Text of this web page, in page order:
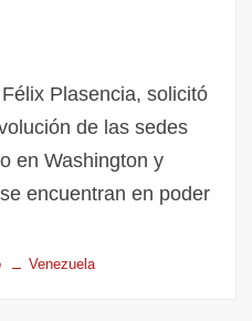
Plasencia, solicitó
de las sedes
en Washington y
encuentran en poder
Venezuela